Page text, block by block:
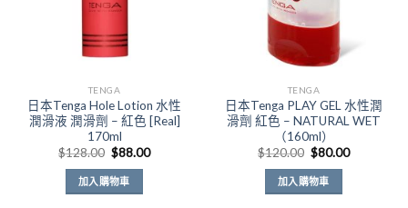
TENGA
日本Tenga Hole Lotion 水性
潤滑液 潤滑劑 – 紅色 [Real]
170ml
$128.00 原
始
價
格：
$128.00。
$88.00目
加入購物車
TENGA
日本Tenga PLAY GEL 水性潤
滑劑 紅色 – NATURAL WET
（160ml）
$120.00 原
始
價
格：
$120.00。
$80.00目
加入購物車